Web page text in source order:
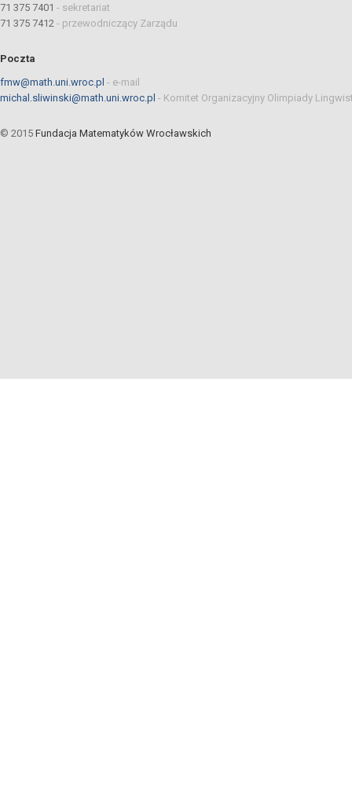
71 375 7401 - sekretariat
71 375 7412 - przewodniczący Zarządu
Poczta
fmw@math.uni.wroc.pl - e-mail
michal.sliwinski@math.uni.wroc.pl - Komitet Organizacyjny Olimpiady
© 2015 Fundacja Matematyków Wrocławskich